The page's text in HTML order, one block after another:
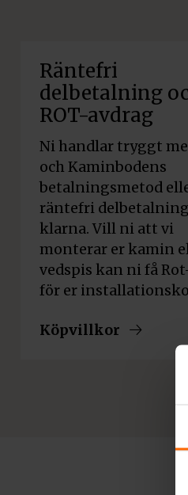
Räntefri
delbetalning
ROT-avdrag
Ni handlar tryggt
och Kaminbodens
betalningsmetod
räntefri
klarna. Vill ni att vi
monterar er kamin
vedspis kan ni få
för er
Köpvillkor